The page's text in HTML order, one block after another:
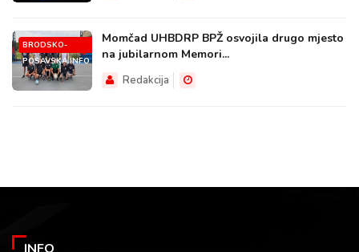
BRODSKO-
POSAVSKA.INFO
Momčad UHBDRP BPŽ osvojila drugo mjesto
na jubilarnom Memori...
Redakcija